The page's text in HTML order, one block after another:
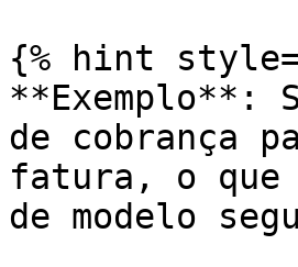
{% hint
**Exemplo**:
de cobrança
fatura, o que
de modelo